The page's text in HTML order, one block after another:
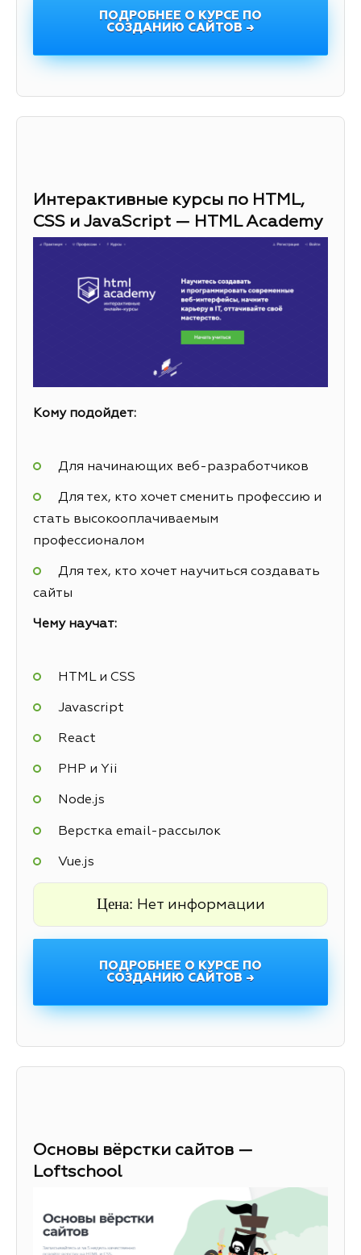
ПОДРОБНЕЕ О КУРСЕ ПО
СОЗДАНИЮ САЙТОВ →
Интерактивные курсы по HTML,
CSS и JavaScript — HTML Academy
Кому подойдет:
Для начинающих веб-разработчиков
Для тех, кто хочет сменить профессию и
стать высокооплачиваемым
профессионалом
Для тех, кто хочет научиться создавать
сайты
Чему научат:
HTML и CSS
Javascript
React
PHP и Yii
Node.js
Верстка email-рассылок
Vue.js
Цена: Нет информации
ПОДРОБНЕЕ О КУРСЕ ПО
СОЗДАНИЮ САЙТОВ →
Основы вёрстки сайтов —
Loftschool